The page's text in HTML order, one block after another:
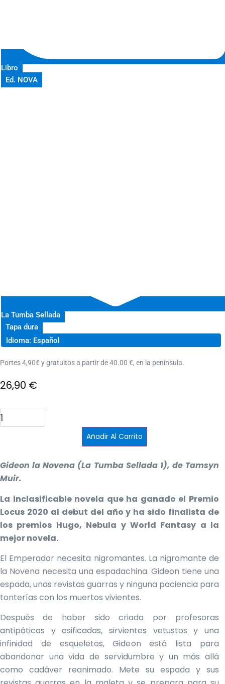
Libro
Ed. NOVA
La Tumba Sellada
Tapa dura
Idioma: Español
Portes 4,90€ y gratuitos a partir de 40.00 €, en la península.
26,90 €
Gideon
la
Novena
Añadir Al Carrito
Gideon la Novena (La Tumba Sellada 1), de Tamsyn
Muir.
La inclasificable novela que ha ganado el Premio
Locus 2020 al debut del año y ha sido finalista de
los premios Hugo, Nebula y World Fantasy a la
mejor novela.
El Emperador necesita nigromantes. La nigromante de
la Novena necesita una espadachina. Gideon tiene una
espada, unas revistas guarras y ninguna paciencia para
tonterías con los muertos vivientes.
Después de haber sido criada por profesoras
antipáticas y osificadas, sirvientes vetustos y una
infinidad de esqueletos, Gideon está lista para
abandonar una vida de servidumbre y un más allá
como cadáver reanimado. Mete su espada y sus